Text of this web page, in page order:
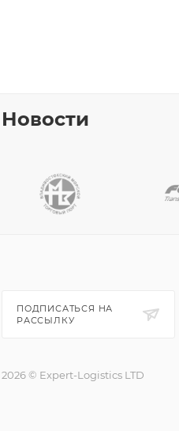
Новости
ПОДПИСАТЬСЯ НА
РАССЫЛКУ
2026 © Expert-Logistics LTD